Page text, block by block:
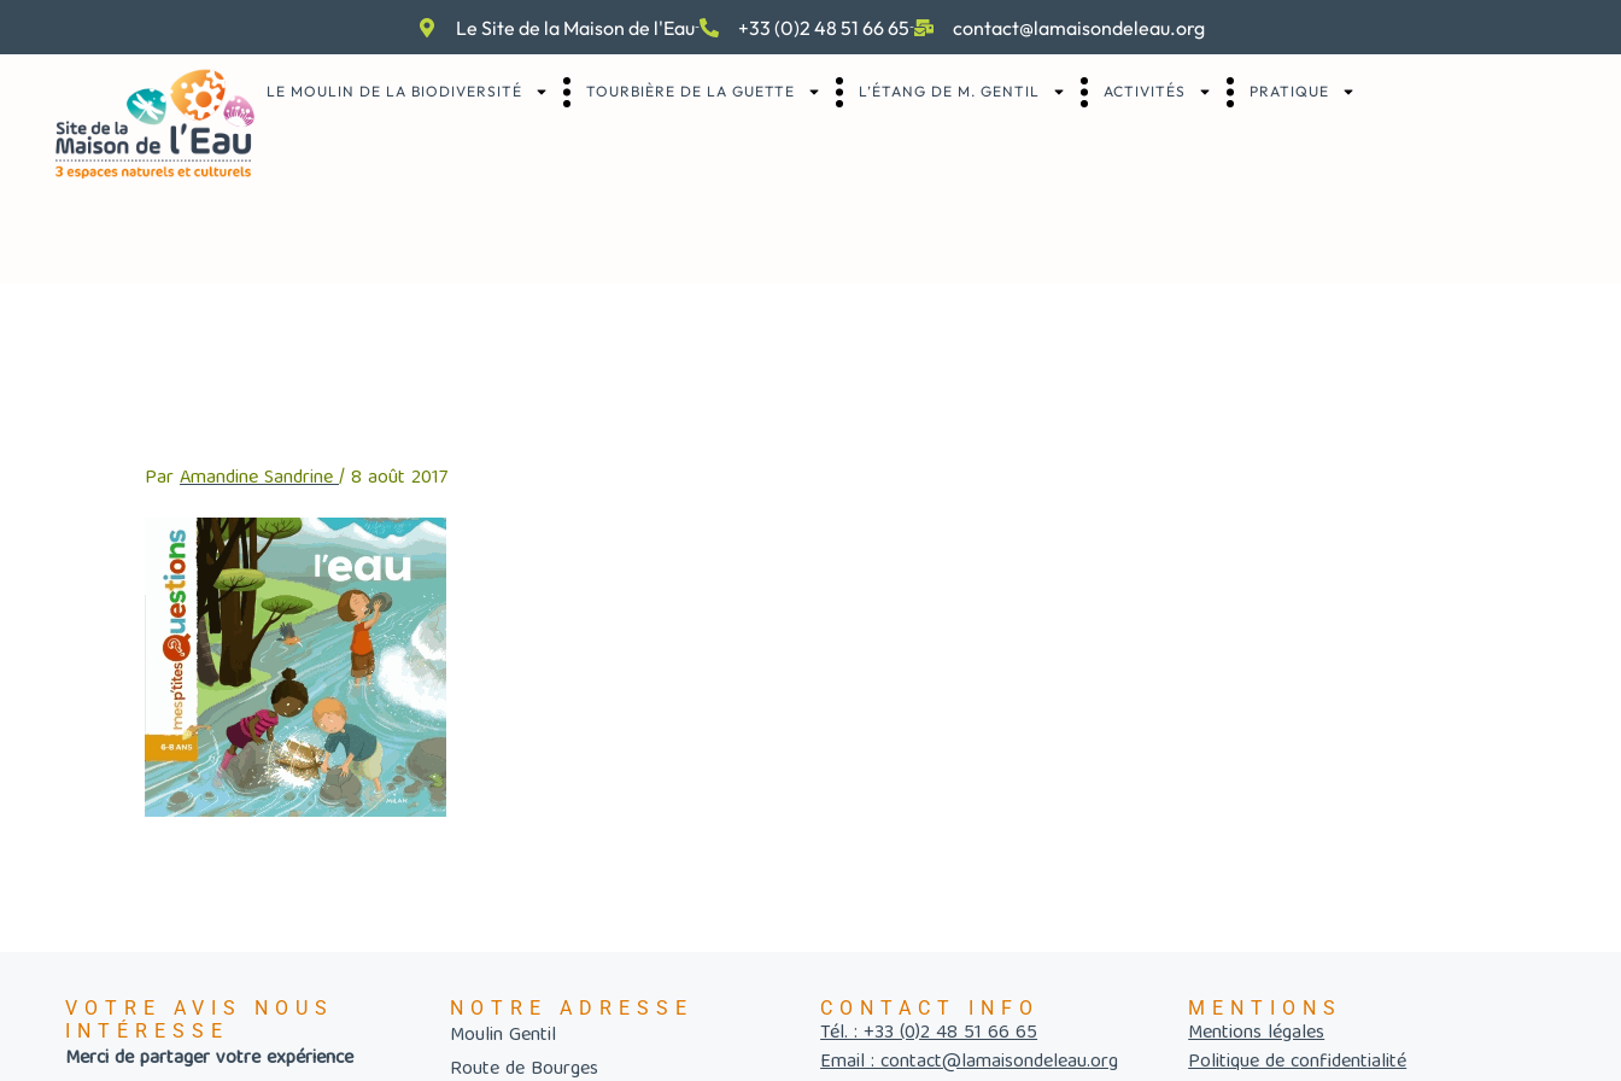
Le Site de la Maison de l'Eau +33 (0)2 48 51 66 65 contact@lamaisondeleau.org
LE MOULIN DE LA BIODIVERSITÉ TOURBIÈRE DE LA GUETTE L’ÉTANG DE M. GENTIL ACTIVITÉS PRATIQUE
ParAmandine Sandrine/8 août 2017
VOTRE AVIS NOUS
INTÉRESSE
Merci de partager votre expérience
NOTRE ADRESSE
Moulin Gentil
Route de Bourges
CONTACT INFO
Tél. : +33 (0)2 48 51 66 65
Email : contact@lamaisondeleau.org
MENTIONS
Mentions légales
Politique de confidentialité